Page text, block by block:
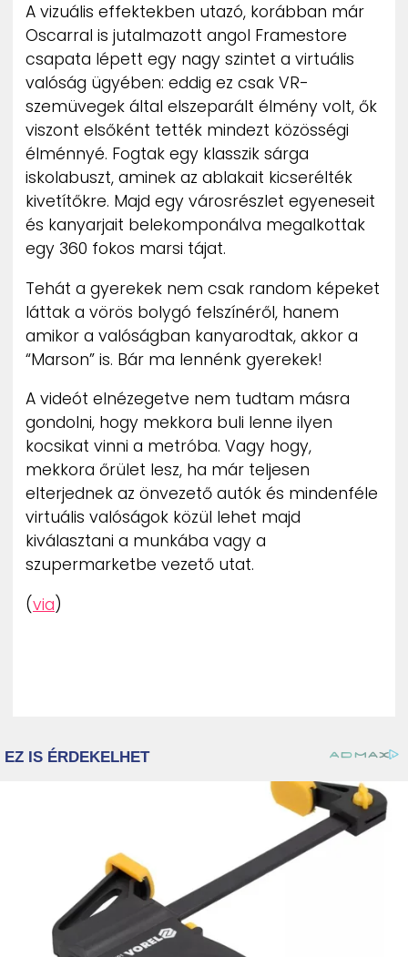
A vizuális effektekben utazó, korábban már
Oscarral is jutalmazott angol Framestore
csapata lépett egy nagy szintet a virtuális
valóság ügyében: eddig ez csak VR-
szemüvegek által elszeparált élmény volt, ők
viszont elsőként tették mindezt közösségi
élménnyé. Fogtak egy klasszik sárga
iskolabuszt, aminek az ablakait kicserélték
kivetítőkre. Majd egy városrészlet egyeneseit
és kanyarjait belekomponálva megalkottak
egy 360 fokos marsi tájat.
Tehát a gyerekek nem csak random képeket
láttak a vörös bolygó felszínéről, hanem
amikor a valóságban kanyarodtak, akkor a
“Marson” is. Bár ma lennénk gyerekek!
A videót elnézegetve nem tudtam másra
gondolni, hogy mekkora buli lenne ilyen
kocsikat vinni a metróba. Vagy hogy,
mekkora őrület lesz, ha már teljesen
elterjednek az önvezető autók és mindenféle
virtuális valóságok közül lehet majd
kiválasztani a munkába vagy a
szupermarketbe vezető utat.
(via)